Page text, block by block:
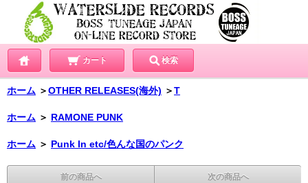
カート 検索
ホーム ＞OTHER RELEASES(海外) ＞T
ホーム ＞ RAMONE PUNK
ホーム ＞ Punk In etc/色んな国のパンク
前の商品へ 次の商品へ